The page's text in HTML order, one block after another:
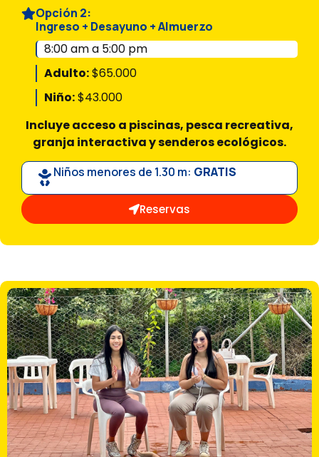
Opción 2:
Ingreso + Desayuno + Almuerzo
8:00 am a 5:00 pm
Adulto:$65.000
Niño:$43.000
Incluye acceso a piscinas, pesca recreativa,
granja interactiva y senderos ecológicos.
Niños menores de 1.30 m: GRATIS
Reservas